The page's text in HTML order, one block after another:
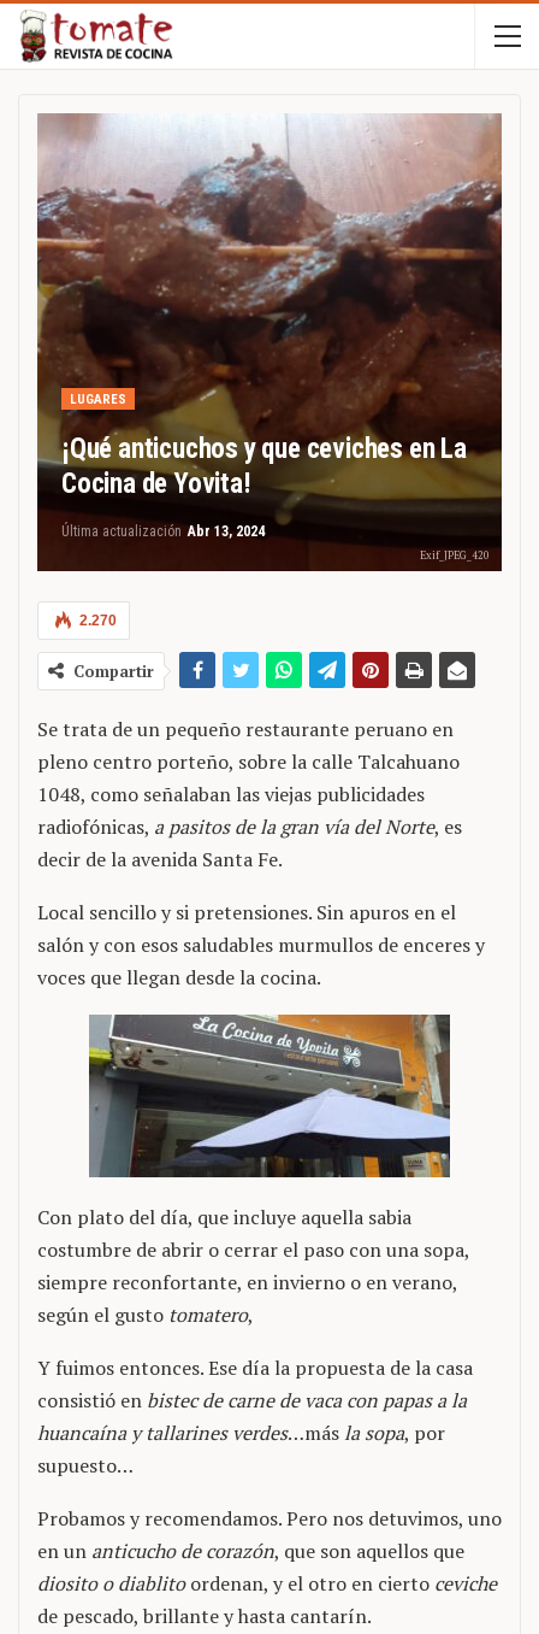
LUGARES
¡Qué anticuchos y que ceviches en La
Cocina de Yovita!
Última actualización Abr 13, 2024
Exif_JPEG_420
2.270
Compartir
Se trata de un pequeño restaurante peruano en
pleno centro porteño, sobre la calle Talcahuano
1048, como señalaban las viejas publicidades
radiofónicas, a pasitos de la gran vía del Norte, es
decir de la avenida Santa Fe.
Local sencillo y si pretensiones. Sin apuros en el
salón y con esos saludables murmullos de enceres y
voces que llegan desde la cocina.
Con plato del día, que incluye aquella sabia
costumbre de abrir o cerrar el paso con una sopa,
siempre reconfortante, en invierno o en verano,
según el gusto tomatero,
Y fuimos entonces. Ese día la propuesta de la casa
consistió en bistec de carne de vaca con papas a la
huancaína y tallarines verdes…másla sopa, por
supuesto…
Probamos y recomendamos. Pero nos detuvimos, uno
en un anticucho de corazón, que son aquellos que
diosito o diablitoordenan, y el otro en cierto ceviche
de pescado, brillante y hasta cantarín.